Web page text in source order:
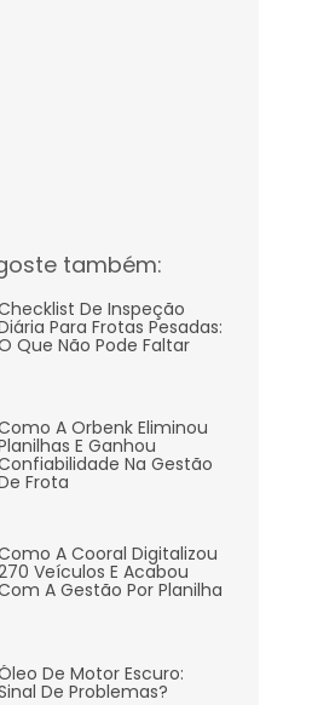
também:
De Inspeção
Para Frotas Pesadas:
Que Não Pode Faltar
A Orbenk Eliminou
E Ganhou
Na Gestão
Frota
A Cooral Digitalizou
Veículos E Acabou
A Gestão Por Planilha
De Motor Escuro:
De Problemas?